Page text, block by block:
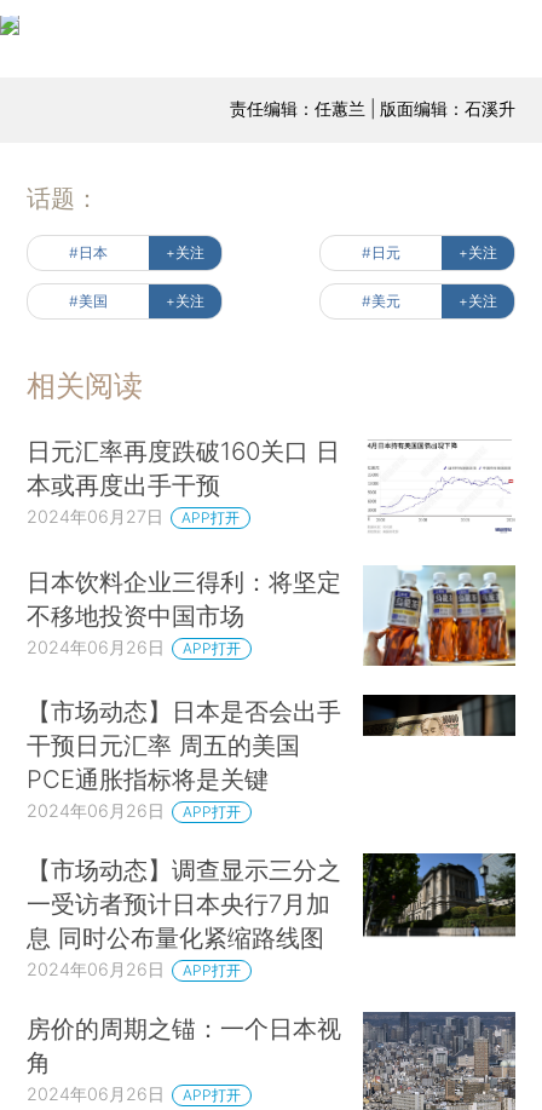
责任编辑：任蕙兰 | 版面编辑：石溪升
话题：
#日本 +关注 #日元 +关注
#美国 +关注 #美元 +关注
相关阅读
日元汇率再度跌破160关口 日
本或再度出手干预
2024年06月27日 APP打开
日本饮料企业三得利：将坚定
不移地投资中国市场
2024年06月26日 APP打开
【市场动态】日本是否会出手
干预日元汇率 周五的美国
PCE通胀指标将是关键
2024年06月26日 APP打开
【市场动态】调查显示三分之
一受访者预计日本央行7月加
息 同时公布量化紧缩路线图
2024年06月26日 APP打开
房价的周期之锚：一个日本视
角
2024年06月26日 APP打开